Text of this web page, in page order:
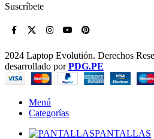
Suscríbete
2024 Laptop Evolutión. Derechos
desarrollado porPDG.PE
Menú
Categorías
PANTALLAS